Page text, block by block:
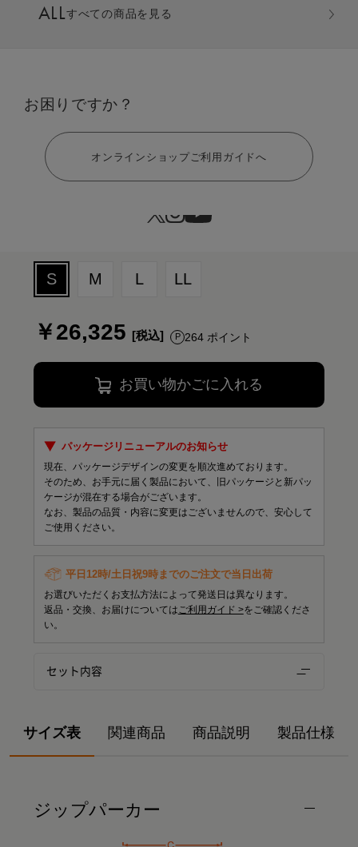
MULTI EMS
ALLすべての商品を見る
お困りですか？
オンラインショップご利用ガイドへ
ツ 上下セット
S M L LL
￥26,325 264 ポイント
お買い物かごに入れる
パッケージリニューアルのお知らせ
現在、パッケージデザインの変更を順次進めております。
そのため、お手元に届く製品において、旧パッケージと新パッ
ケージが混在する場合がございます。
なお、製品の品質・内容に変更はございませんので、安心して
ご使用ください。
平日12時/土日祝9時までのご注文で当日出荷
お選びいただくお支払方法によって発送日は異なります。
返品・交換、お届けについてはご利用ガイド >をご確認くださ
い。
セット内容
サイズ表 関連商品 商品説明 製品仕様
ジップパーカー